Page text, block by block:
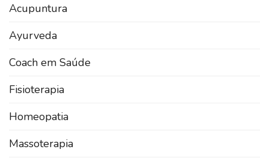
Acupuntura
Ayurveda
Coach em Saúde
Fisioterapia
Homeopatia
Massoterapia